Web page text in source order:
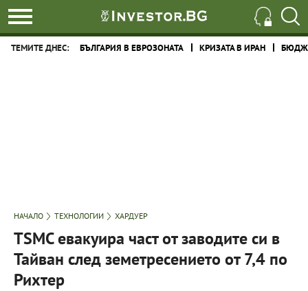
ТЕМИТЕ ДНЕС: БЪЛГАРИЯ В ЕВРОЗОНАТА КРИЗАТА В ИРАН
НАЧАЛО ТЕХНОЛОГИИ ХАРДУЕР
TSMC евакуира част от заводите си в
Тайван след земетресението от 7,4 по
Рихтер